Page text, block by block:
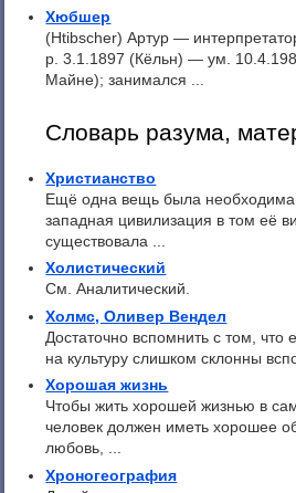
Хюбшер
(Htibscher) Артур —
p. 3.1.1897 (Кёльн) — ум.
Майне); занимался ...
Словарь разума,
Христианство
Ещё одна вещь была необходима
западная цивилизация в том её
существовала ...
Холистический
См. Аналитический.
Холмс, Оливер Вендел
Достаточно вспомнить с том, что
на культуру слишком склонны
Хорошая жизнь
Чтобы жить хорошей жизнью в
человек должен иметь хорошее
любовь, ...
Хроногеография